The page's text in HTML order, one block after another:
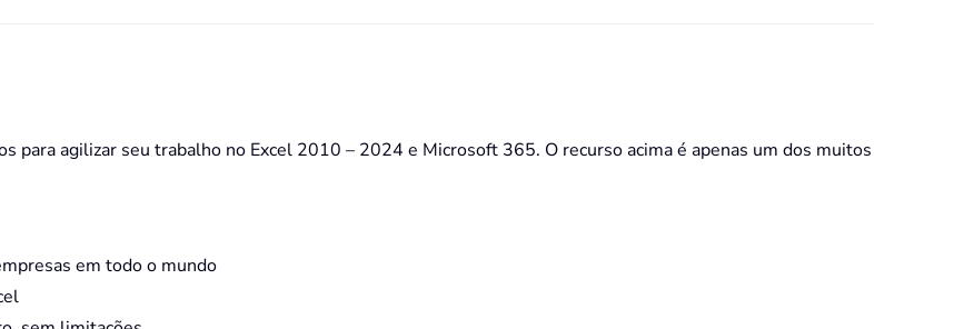
para agilizar seu trabalho no Excel 2010 – 2024 e Microsoft 365. O recurso acima é apenas um dos muitos
em todo o mundo